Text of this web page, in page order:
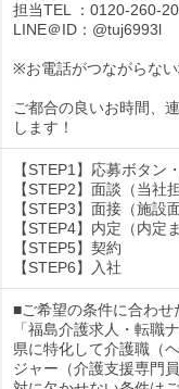
担当TEL ：0120-260-
LINE＠ID：@tuj6993l
※お電話がつながらない
ご都合の良いお時間、
します！
【STEP1】応募ボタン
【STEP2】面談（当社
【STEP3】面接（施設
【STEP4】内定（内定
【STEP5】契約
【STEP6】入社
■ご希望の条件に合わせ
「福島介護求人・転職
県に特化して介護職（
ジャー（介護支援専門